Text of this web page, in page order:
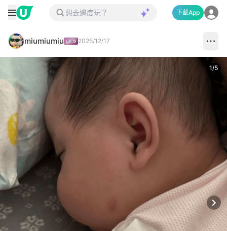
下載App
miumiumiu 2025/12/17
1/5